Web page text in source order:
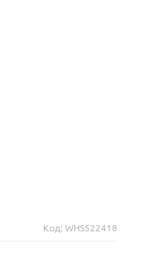
Код: WHS522418